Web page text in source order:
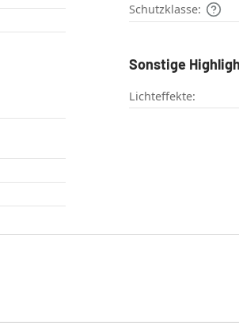
Schutzklasse:
Sonstige
Lichteffekte: